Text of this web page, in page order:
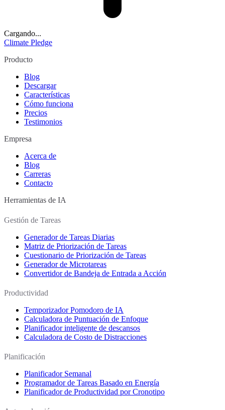
Cargando...
Climate Pledge
Producto
Blog
Descargar
Características
Cómo funciona
Precios
Testimonios
Empresa
Acerca de
Blog
Carreras
Contacto
Herramientas de IA
Gestión de Tareas
Generador de Tareas Diarias
Matriz de Priorización de Tareas
Cuestionario de Priorización de Tareas
Generador de Microtareas
Convertidor de Bandeja de Entrada a Acción
Productividad
Temporizador Pomodoro de IA
Calculadora de Puntuación de Enfoque
Planificador inteligente de descansos
Calculadora de Costo de Distracciones
Planificación
Planificador Semanal
Programador de Tareas Basado en Energía
Planificador de Productividad por Cronotipo